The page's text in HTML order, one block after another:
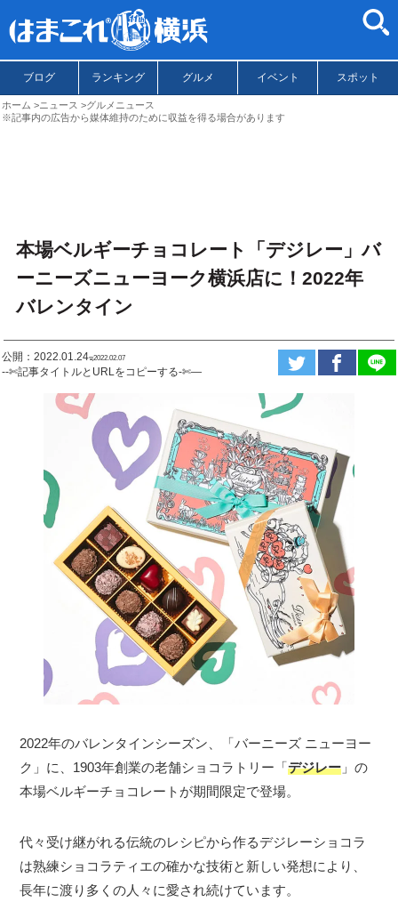
ブログ ランキング グルメ イベント スポット
ホーム ニュース
グルメニュース
※記事内の広告から媒体維持のために収益を得る場合があります
本場ベルギーチョコレート「デジレー」バ
ーニーズニューヨーク横浜店に！2022年
バレンタイン
公開：2022.01.24ಇ2022.02.07
--✄記事タイトルとURLをコピーする-✄—
2022年のバレンタインシーズン、「バーニーズ ニューヨー
ク」に、1903年創業の老舗ショコラトリー「デジレー 」の
本場ベルギーチョコレートが期間限定で登場。
代々受け継がれる伝統のレシピから作るデジレーショコラ
は熟練ショコラティエの確かな技術と新しい発想により、
長年に渡り多くの人々に愛され続けています。